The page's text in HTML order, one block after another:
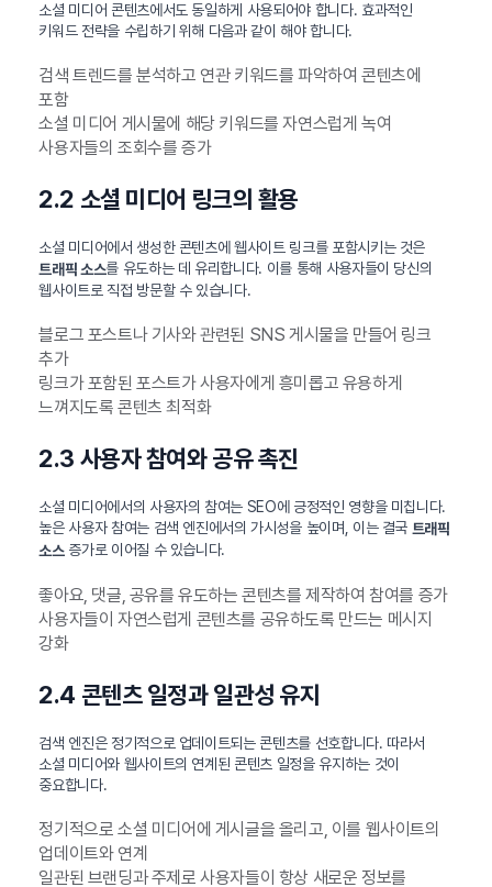
소셜 미디어 콘텐츠에서도 동일하게 사용되어야 합니다. 효과적인
키워드 전략을 수립하기 위해 다음과 같이 해야 합니다.
검색 트렌드를 분석하고 연관 키워드를 파악하여 콘텐츠에
포함
소셜 미디어 게시물에 해당 키워드를 자연스럽게 녹여
사용자들의 조회수를 증가
2.2 소셜 미디어 링크의 활용
소셜 미디어에서 생성한 콘텐츠에 웹사이트 링크를 포함시키는 것은
트래픽 소스를 유도하는 데 유리합니다. 이를 통해 사용자들이 당신의
웹사이트로 직접 방문할 수 있습니다.
블로그 포스트나 기사와 관련된 SNS 게시물을 만들어 링크
추가
링크가 포함된 포스트가 사용자에게 흥미롭고 유용하게
느껴지도록 콘텐츠 최적화
2.3 사용자 참여와 공유 촉진
소셜 미디어에서의 사용자의 참여는 SEO에 긍정적인 영향을 미칩니다.
높은 사용자 참여는 검색 엔진에서의 가시성을 높이며, 이는 결국 트래픽
소스증가로 이어질 수 있습니다.
좋아요, 댓글, 공유를 유도하는 콘텐츠를 제작하여 참여를 증가
사용자들이 자연스럽게 콘텐츠를 공유하도록 만드는 메시지
강화
2.4 콘텐츠 일정과 일관성 유지
검색 엔진은 정기적으로 업데이트되는 콘텐츠를 선호합니다. 따라서
소셜 미디어와 웹사이트의 연계된 콘텐츠 일정을 유지하는 것이
중요합니다.
정기적으로 소셜 미디어에 게시글을 올리고, 이를 웹사이트의
업데이트와 연계
일관된 브랜딩과 주제로 사용자들이 항상 새로운 정보를